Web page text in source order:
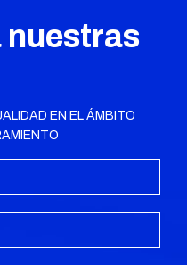
nuestras
EN EL ÁMBITO